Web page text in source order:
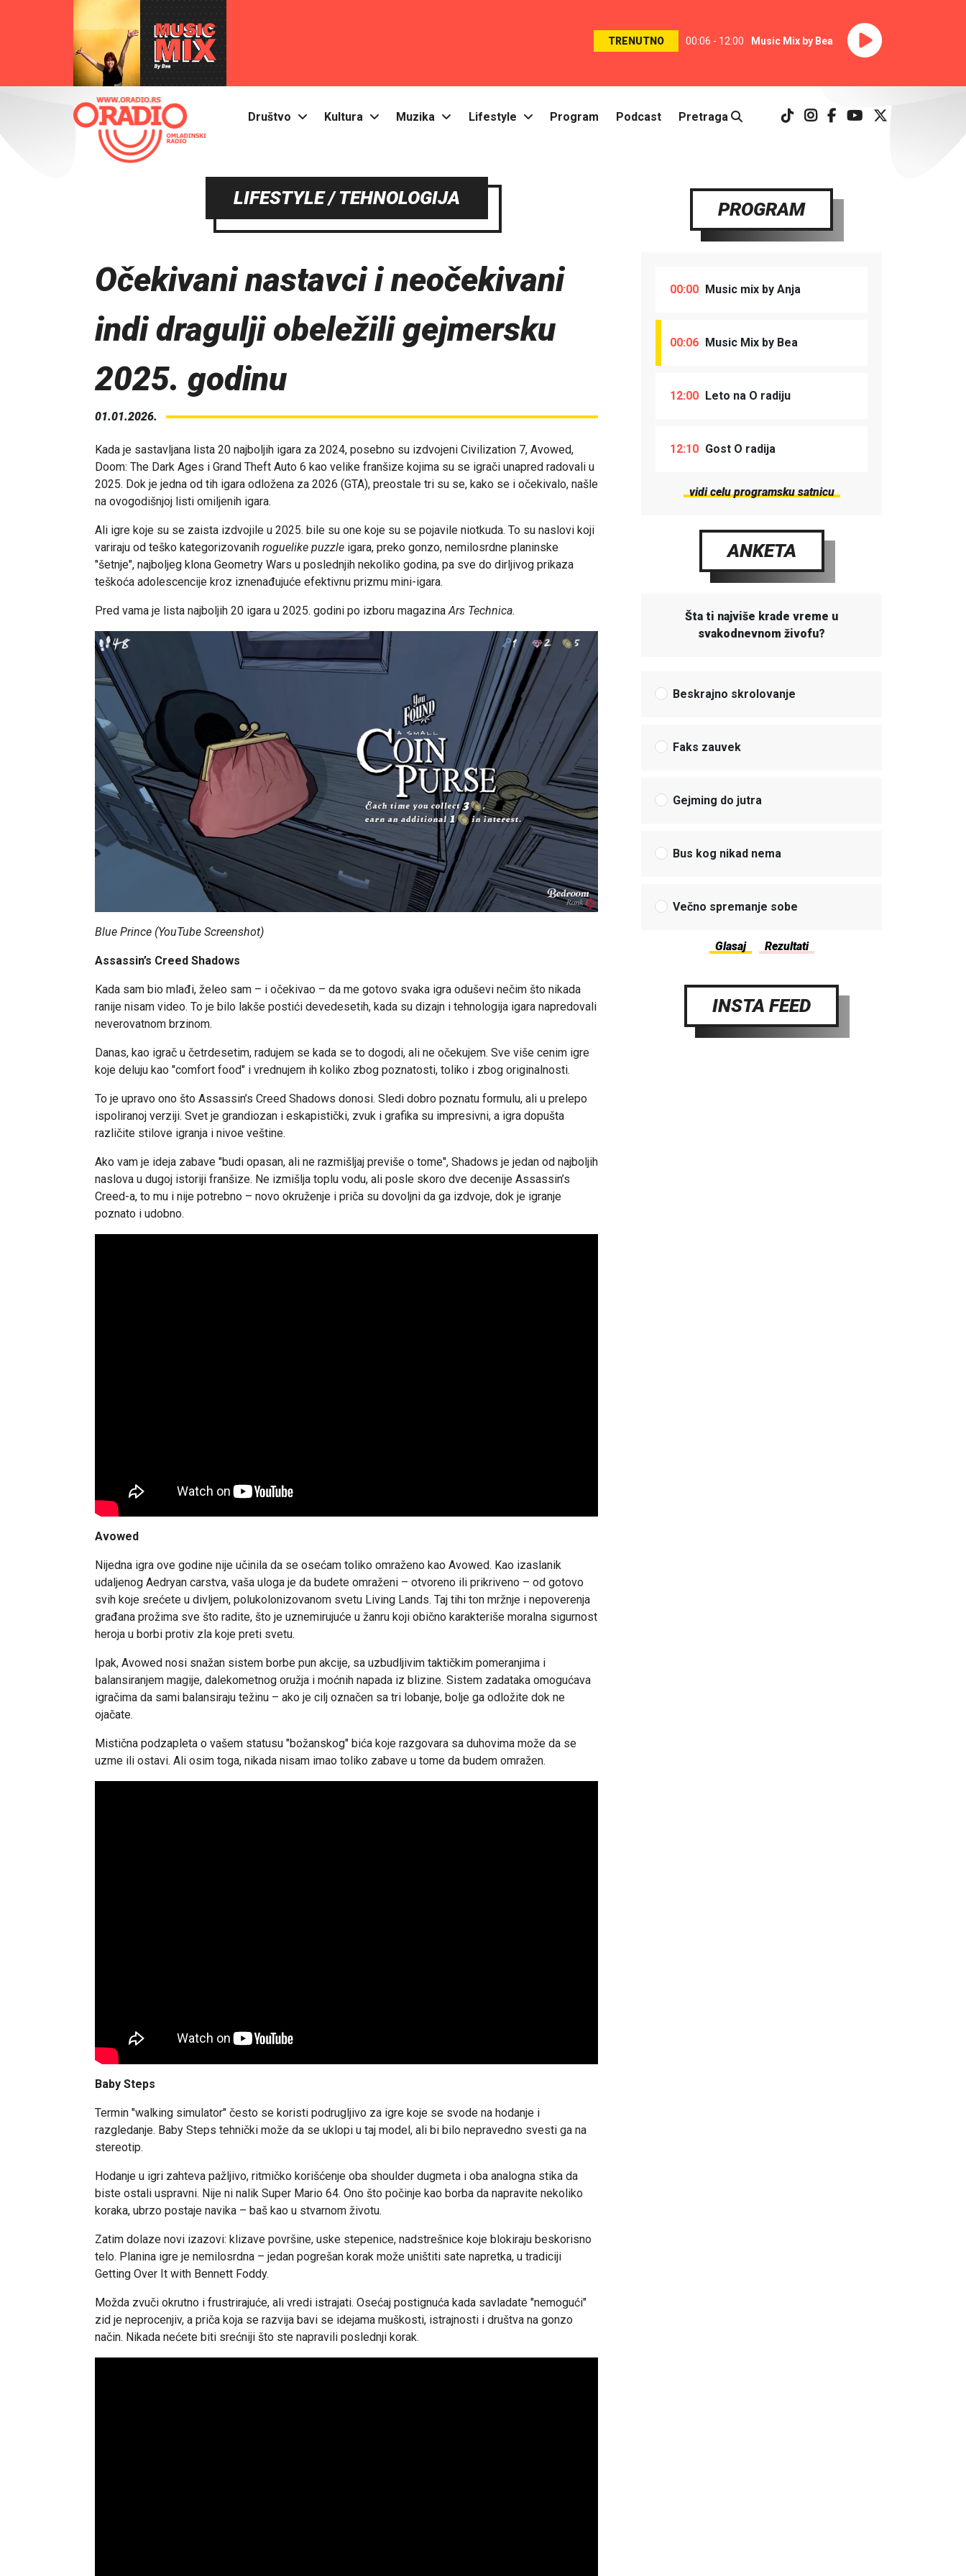
TRENUTNO 00:06 - 12:00 Music Mix by Bea
Društvo Kultura Muzika Lifestyle Program Podcast Pretraga
LIFESTYLE / TEHNOLOGIJA
Očekivani nastavci i neočekivani
indi dragulji obeležili gejmersku
2025. godinu
01.01.2026.
Kada je sastavljana lista 20 najboljih igara za 2024, posebno su izdvojeni Civilization 7, Avowed,
Doom: The Dark Ages i Grand Theft Auto 6 kao velike franšize kojima su se igrači unapred radovali u
2025. Dok je jedna od tih igara odložena za 2026 (GTA), preostale tri su se, kako se i očekivalo, našle
na ovogodišnjoj listi omiljenih igara.
Ali igre koje su se zaista izdvojile u 2025. bile su one koje su se pojavile niotkuda. To su naslovi koji
variraju od teško kategorizovanih roguelike puzzle igara, preko gonzo, nemilosrdne planinske
"šetnje", najboljeg klona Geometry Wars u poslednjih nekoliko godina, pa sve do dirljivog prikaza
teškoća adolescencije kroz iznenađujuće efektivnu prizmu mini-igara.
Pred vama je lista najboljih 20 igara u 2025. godini po izboru magazina Ars Technica.
Blue Prince (YouTube Screenshot)
Assassin’s Creed Shadows
Kada sam bio mlađi, želeo sam – i očekivao – da me gotovo svaka igra oduševi nečim što nikada
ranije nisam video. To je bilo lakše postići devedesetih, kada su dizajn i tehnologija igara napredovali
neverovatnom brzinom.
Danas, kao igrač u četrdesetim, radujem se kada se to dogodi, ali ne očekujem. Sve više cenim igre
koje deluju kao "comfort food" i vrednujem ih koliko zbog poznatosti, toliko i zbog originalnosti.
To je upravo ono što Assassin’s Creed Shadows donosi. Sledi dobro poznatu formulu, ali u prelepo
ispoliranoj verziji. Svet je grandiozan i eskapistički, zvuk i grafika su impresivni, a igra dopušta
različite stilove igranja i nivoe veštine.
Ako vam je ideja zabave "budi opasan, ali ne razmišljaj previše o tome", Shadows je jedan od najboljih
naslova u dugoj istoriji franšize. Ne izmišlja toplu vodu, ali posle skoro dve decenije Assassin’s
Creed-a, to mu i nije potrebno – novo okruženje i priča su dovoljni da ga izdvoje, dok je igranje
poznato i udobno.
Avowed
Nijedna igra ove godine nije učinila da se osećam toliko omraženo kao Avowed. Kao izaslanik
udaljenog Aedryan carstva, vaša uloga je da budete omraženi – otvoreno ili prikriveno – od gotovo
svih koje srećete u divljem, polukolonizovanom svetu Living Lands. Taj tihi ton mržnje i nepoverenja
građana prožima sve što radite, što je uznemirujuće u žanru koji obično karakteriše moralna sigurnost
heroja u borbi protiv zla koje preti svetu.
Ipak, Avowed nosi snažan sistem borbe pun akcije, sa uzbudljivim taktičkim pomeranjima i
balansiranjem magije, dalekometnog oružja i moćnih napada iz blizine. Sistem zadataka omogućava
igračima da sami balansiraju težinu – ako je cilj označen sa tri lobanje, bolje ga odložite dok ne
ojačate.
Mistična podzapleta o vašem statusu "božanskog" bića koje razgovara sa duhovima može da se
uzme ili ostavi. Ali osim toga, nikada nisam imao toliko zabave u tome da budem omražen.
Baby Steps
Termin "walking simulator" često se koristi podrugljivo za igre koje se svode na hodanje i
razgledanje. Baby Steps tehnički može da se uklopi u taj model, ali bi bilo nepravedno svesti ga na
stereotip.
Hodanje u igri zahteva pažljivo, ritmičko korišćenje oba shoulder dugmeta i oba analogna stika da
biste ostali uspravni. Nije ni nalik Super Mario 64. Ono što počinje kao borba da napravite nekoliko
koraka, ubrzo postaje navika – baš kao u stvarnom životu.
Zatim dolaze novi izazovi: klizave površine, uske stepenice, nadstrešnice koje blokiraju beskorisno
telo. Planina igre je nemilosrdna – jedan pogrešan korak može uništiti sate napretka, u tradiciji
Getting Over It with Bennett Foddy.
Možda zvuči okrutno i frustrirajuće, ali vredi istrajati. Osećaj postignuća kada savladate "nemogući"
zid je neprocenjiv, a priča koja se razvija bavi se idejama muškosti, istrajnosti i društva na gonzo
način. Nikada nećete biti srećniji što ste napravili poslednji korak.
PROGRAM
00:00 Music mix by Anja
00:06 Music Mix by Bea
12:00 Leto na O radiju
12:10 Gost O radija
vidi celu programsku satnicu
ANKETA
Šta ti najviše krade vreme u
svakodnevnom živofu?
Beskrajno skrolovanje
Faks zauvek
Gejming do jutra
Bus kog nikad nema
Večno spremanje sobe
INSTA FEED